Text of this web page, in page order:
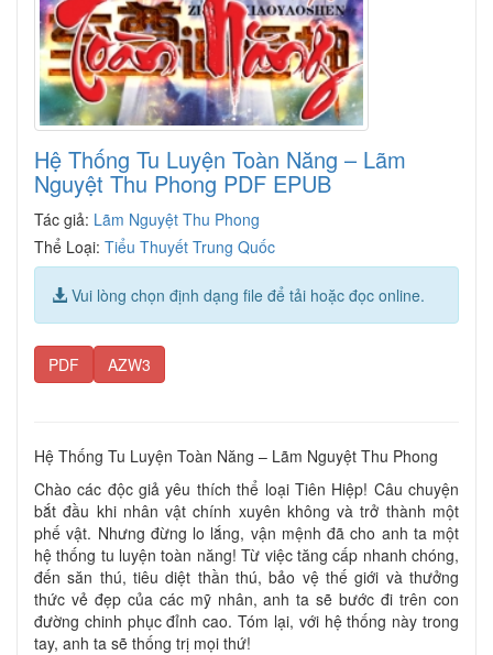
Hệ Thống Tu Luyện Toàn Năng – Lãm
Nguyệt Thu Phong PDF EPUB
Tác giả: Lãm Nguyệt Thu Phong
Thể Loại: Tiểu Thuyết Trung Quốc
Vui lòng chọn định dạng file để tải hoặc đọc online.
PDF AZW3
Hệ Thống Tu Luyện Toàn Năng – Lãm Nguyệt Thu Phong
Chào các độc giả yêu thích thể loại Tiên Hiệp! Câu chuyện
bắt đầu khi nhân vật chính xuyên không và trở thành một
phế vật. Nhưng đừng lo lắng, vận mệnh đã cho anh ta một
hệ thống tu luyện toàn năng! Từ việc tăng cấp nhanh chóng,
đến săn thú, tiêu diệt thần thú, bảo vệ thế giới và thưởng
thức vẻ đẹp của các mỹ nhân, anh ta sẽ bước đi trên con
đường chinh phục đỉnh cao. Tóm lại, với hệ thống này trong
tay, anh ta sẽ thống trị mọi thứ!